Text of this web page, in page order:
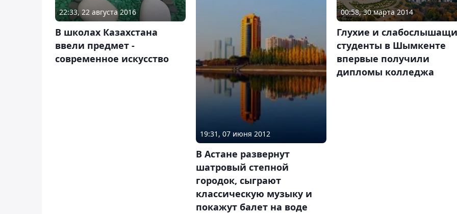
22:33, 22 августа 2016
В школах Казахстана
ввели предмет -
современное искусство
19:31, 07 июня 2012
В Астане развернут
шатровый степной
городок, сыграют
классическую музыку и
покажут балет на воде
00:58, 30 марта 2014
Глухие и
студенты в Шымкенте
впервые получили
дипломы колледжа